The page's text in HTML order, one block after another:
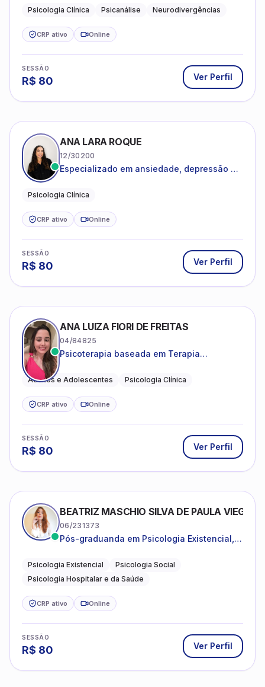
crianças neurotípicas
Psicologia Clínica Psicanálise Neurodivergências
CRP ativo Online
SESSÃO
R$ 80 Ver Perfil
ANA LARA ROQUE
12/30200
Especializado em ansiedade, depressão e
Psicologia Clínica
CRP ativo Online
SESSÃO
R$ 80 Ver Perfil
ANA LUIZA FIORI DE FREITAS
04/84825
Psicoterapia baseada em Terapia
Adultos e Adolescentes Psicologia Clínica
CRP ativo Online
SESSÃO
R$ 80 Ver Perfil
BEATRIZ MASCHIO SILVA DE PAULA VIEGAS
06/231373
Pós-graduanda em Psicologia Existencial,
da Saúde.
Psicologia Existencial
Psicologia Social
Psicologia Hospitalar e da Saúde
CRP ativo Online
SESSÃO
R$ 80 Ver Perfil